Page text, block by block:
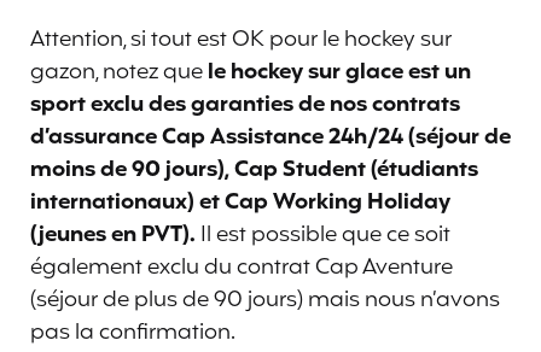
Attention, si tout est OK pour le hockey sur
gazon, notez quele hockey sur glace est un
sport exclu des garanties de nos contrats
d’assurance Cap Assistance 24h/24 (séjour de
moins de 90 jours), Cap Student (étudiants
internationaux) et Cap Working Holiday
(jeunes en PVT). Il est possible que ce soit
également exclu du contrat Cap Aventure
(séjour de plus de 90 jours) mais nous n’avons
pas la confirmation.